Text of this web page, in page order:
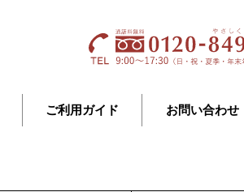
ご利用ガイド お問い合わせ